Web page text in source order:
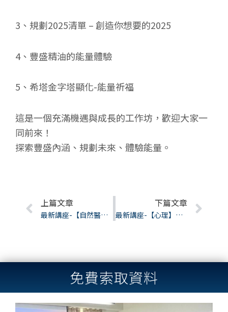
3、規劃2025清單 – 創造你想要的2025
4、豐盛精油的能量體驗
5、希塔金字塔顯化-能量祈福
這是一個充滿機遇與成長的工作坊，歡迎大家一
同前來！
探索豐盛內涵、規劃未來、體驗能量。
Prev
上篇文章
最新講座-【自然醫學】「看見」人體奧秘～O環測試法！
下篇文章
最新講座-【心理】薩提爾模式溝通工作坊！
免費索取資料